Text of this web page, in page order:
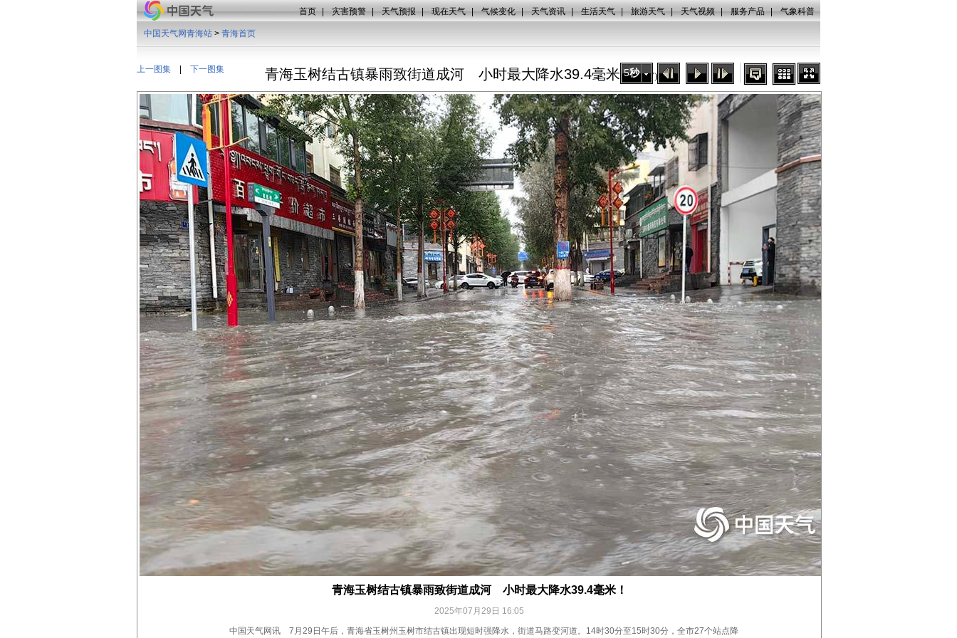
首页 | 灾害预警 | 天气预报 | 现在天气 | 气候变化 | 天气资讯 | 生活天气 | 旅游天气 | 天气视频 | 服务产品 | 气象科普
上一图集 下一图集
中国天气网青海站 > 青海首页
青海玉树结古镇暴雨致街道成河 小时最大降水39.4毫米！ (1/7)
5秒
青海玉树结古镇暴雨致街道成河 小时最大降水39.4毫米！
2025年07月29日 16:05
中国天气网讯 7月29日午后，青海省玉树州玉树市结古镇出现短时强降水，街道马路变河道。14时30分至15时30分，全市27个站点降